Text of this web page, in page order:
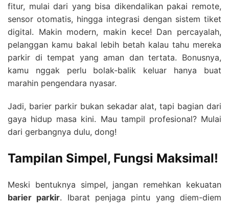
fitur, mulai dari yang bisa dikendalikan pakai remote,
sensor otomatis, hingga integrasi dengan sistem tiket
digital. Makin modern, makin kece! Dan percayalah,
pelanggan kamu bakal lebih betah kalau tahu mereka
parkir di tempat yang aman dan tertata. Bonusnya,
kamu nggak perlu bolak-balik keluar hanya buat
marahin pengendara nyasar.
Jadi, barier parkir bukan sekadar alat, tapi bagian dari
gaya hidup masa kini. Mau tampil profesional? Mulai
dari gerbangnya dulu, dong!
Tampilan Simpel, Fungsi Maksimal!
Meski bentuknya simpel, jangan remehkan kekuatan
barier parkir. Ibarat penjaga pintu yang diem-diem